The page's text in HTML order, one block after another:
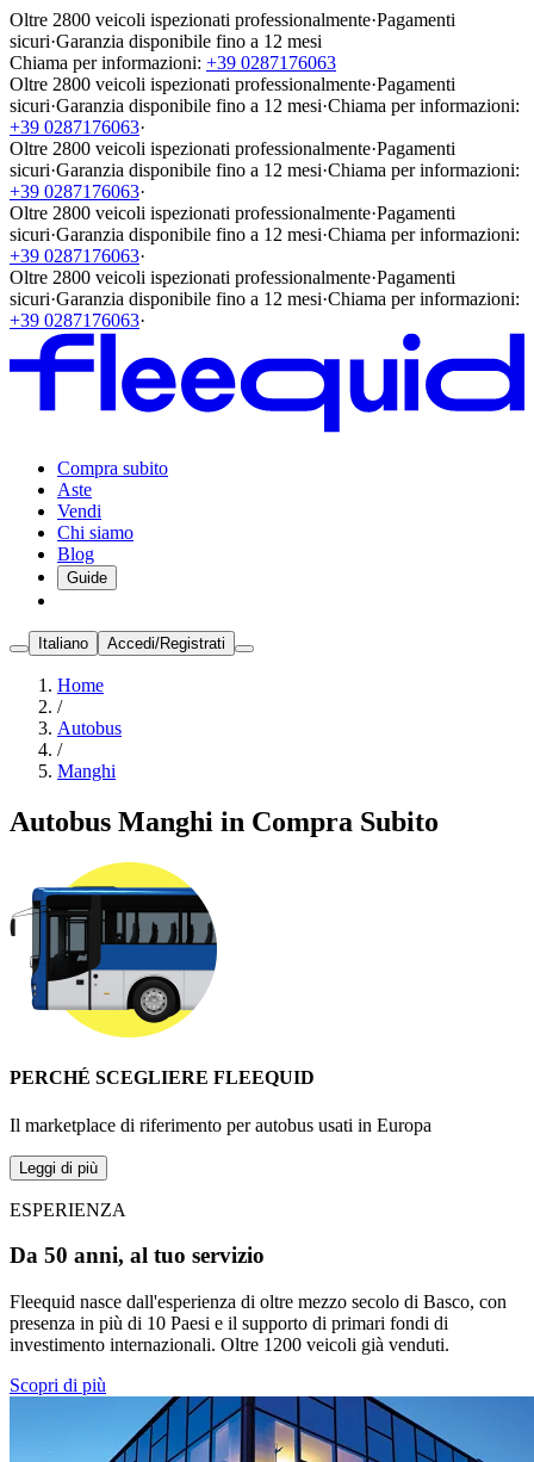
Oltre 2800 veicoli ispezionati professionalmente·Pagamenti
sicuri·Garanzia disponibile fino a 12 mesi
Chiama per informazioni: +39 0287176063
Oltre 2800 veicoli ispezionati professionalmente·Pagamenti
sicuri·Garanzia disponibile fino a 12 mesi·Chiama per informazioni:
+39 0287176063·
Oltre 2800 veicoli ispezionati professionalmente·Pagamenti
sicuri·Garanzia disponibile fino a 12 mesi·Chiama per informazioni:
+39 0287176063·
Oltre 2800 veicoli ispezionati professionalmente·Pagamenti
sicuri·Garanzia disponibile fino a 12 mesi·Chiama per informazioni:
+39 0287176063·
Oltre 2800 veicoli ispezionati professionalmente·Pagamenti
sicuri·Garanzia disponibile fino a 12 mesi·Chiama per informazioni:
+39 0287176063·
Compra subito
Aste
Vendi
Chi siamo
Blog
Guide
Italiano Accedi/Registrati
Home
/
Autobus
/
Manghi
Autobus Manghi in Compra Subito
PERCHÉ SCEGLIERE FLEEQUID
Il marketplace di riferimento per autobus usati in Europa
Leggi di più
ESPERIENZA
Da 50 anni, al tuo servizio
Fleequid nasce dall'esperienza di oltre mezzo secolo di Basco, con
presenza in più di 10 Paesi e il supporto di primari fondi di
investimento internazionali. Oltre 1200 veicoli già venduti.
Scopri di più